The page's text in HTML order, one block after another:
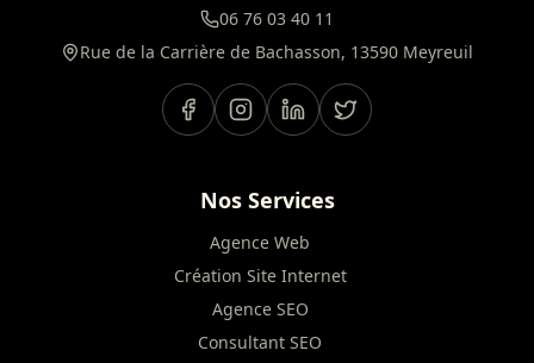
06 76 03 40 11
Rue de la Carrière de Bachasson, 13590 Meyreuil
Nos Services
Agence Web
Création Site Internet
Agence SEO
Consultant SEO